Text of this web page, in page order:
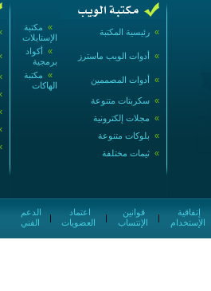
» مكتبة
الإستايلات
» رئيسية المكتبة
» أكواد
برمجية
» أدوات الويب ماسترز
» مكتبة
الهاكات
» أدوات المصممين
» سكربتات متنوعة
» مجلات إلكترونية
» بلوكات متنوعة
» ثيمات مختلفة
الفني
|
العضويات
|
الإنتساب
|
الإستخدام